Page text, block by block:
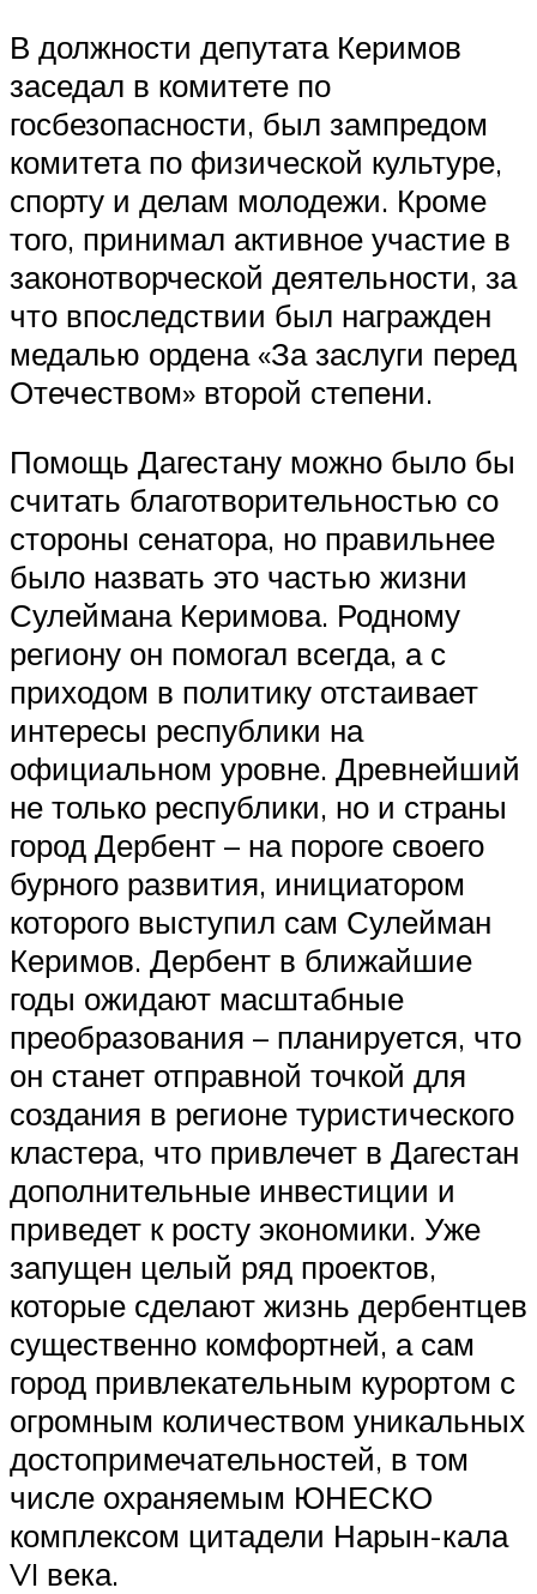
В должности депутата Керимов
заседал в комитете по
госбезопасности, был зампредом
комитета по физической культуре,
спорту и делам молодежи. Кроме
того, принимал активное участие в
законотворческой деятельности, за
что впоследствии был награжден
медалью ордена «За заслуги перед
Отечеством» второй степени.
Помощь Дагестану можно было бы
считать благотворительностью со
стороны сенатора, но правильнее
было назвать это частью жизни
Сулеймана Керимова. Родному
региону он помогал всегда, а с
приходом в политику отстаивает
интересы республики на
официальном уровне. Древнейший
не только республики, но и страны
город Дербент – на пороге своего
бурного развития, инициатором
которого выступил сам Сулейман
Керимов. Дербент в ближайшие
годы ожидают масштабные
преобразования – планируется, что
он станет отправной точкой для
создания в регионе туристического
кластера, что привлечет в Дагестан
дополнительные инвестиции и
приведет к росту экономики. Уже
запущен целый ряд проектов,
которые сделают жизнь дербентцев
существенно комфортней, а сам
город привлекательным курортом с
огромным количеством уникальных
достопримечательностей, в том
числе охраняемым ЮНЕСКО
комплексом цитадели Нарын-кала
VI века.